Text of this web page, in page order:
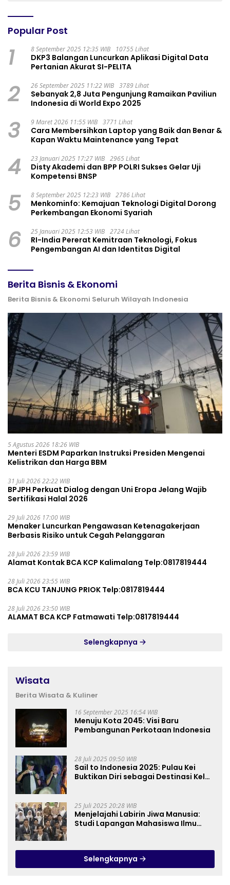
Popular Post
1 8 September 2025 12:35 WIB 10755 Lihat
DKP3 Balangan Luncurkan Aplikasi Digital Data
Pertanian Akurat SI-PELITA
2 26 September 2025 11:22 WIB 3789 Lihat
Sebanyak 2,8 Juta Pengunjung Ramaikan Paviliun
Indonesia di World Expo 2025
3 9 Maret 2026 11:55 WIB 3771 Lihat
Cara Membersihkan Laptop yang Baik dan Benar &
Kapan Waktu Maintenance yang Tepat
4 23 Januari 2025 17:27 WIB 2965 Lihat
Disty Akademi dan BPP POLRI Sukses Gelar Uji
Kompetensi BNSP
5 8 September 2025 12:23 WIB 2786 Lihat
Menkominfo: Kemajuan Teknologi Digital Dorong
Perkembangan Ekonomi Syariah
6 25 Januari 2025 12:53 WIB 2724 Lihat
RI-India Pererat Kemitraan Teknologi, Fokus
Pengembangan AI dan Identitas Digital
Berita Bisnis & Ekonomi
Berita Bisnis & Ekonomi Seluruh Wilayah Indonesia
5 Agustus 2026 18:26 WIB
Menteri ESDM Paparkan Instruksi Presiden Mengenai
Kelistrikan dan Harga BBM
31 Juli 2026 22:22 WIB
BPJPH Perkuat Dialog dengan Uni Eropa Jelang Wajib
Sertifikasi Halal 2026
29 Juli 2026 17:00 WIB
Menaker Luncurkan Pengawasan Ketenagakerjaan
Berbasis Risiko untuk Cegah Pelanggaran
28 Juli 2026 23:59 WIB
Alamat Kontak BCA KCP Kalimalang Telp:0817819444
28 Juli 2026 23:55 WIB
BCA KCU TANJUNG PRIOK Telp:0817819444
28 Juli 2026 23:50 WIB
ALAMAT BCA KCP Fatmawati Telp:0817819444
Selengkapnya
Wisata
Berita Wisata & Kuliner
16 September 2025 16:54 WIB
Menuju Kota 2045: Visi Baru
Pembangunan Perkotaan Indonesia
28 Juli 2025 09:50 WIB
Sail to Indonesia 2025: Pulau Kei
Buktikan Diri sebagai Destinasi Kelas
25 Juli 2025 20:28 WIB
Menjelajahi Labirin Jiwa Manusia:
Studi Lapangan Mahasiswa Ilmu
Selengkapnya